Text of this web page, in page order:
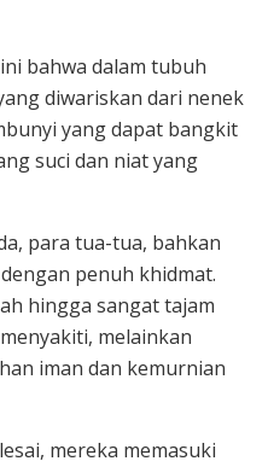
bahwa dalam tubuh
diwariskan dari nenek
yang dapat bangkit
suci dan niat yang
para tua-tua, bahkan
penuh khidmat.
hingga sangat tajam
melainkan
iman dan kemurnian
mereka memasuki